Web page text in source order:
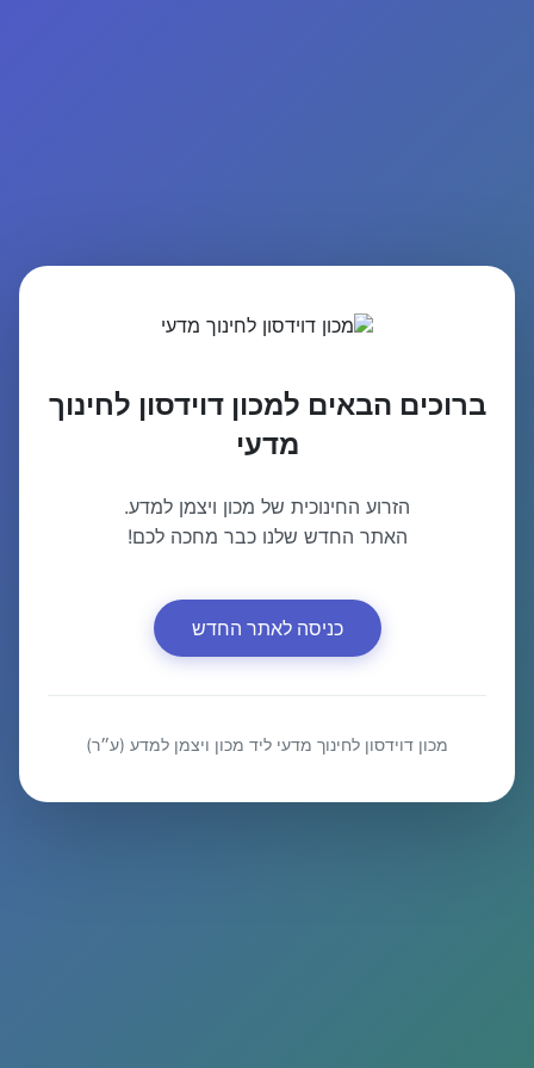
ברוכים הבאים למכון דוידסון לחינוך
מדעי
הזרוע החינוכית של מכון ויצמן למדע.
האתר החדש שלנו כבר מחכה לכם!
כניסה לאתר החדש
מכון דוידסון לחינוך מדעי ליד מכון ויצמן למדע (ע״ר)